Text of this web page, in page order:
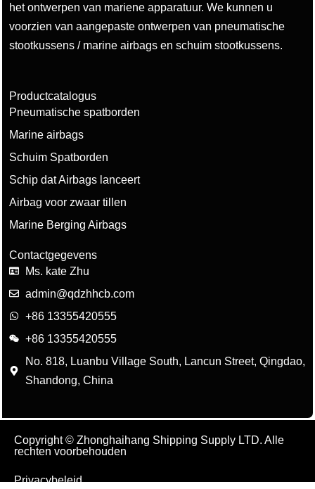
het ontwerpen van mariene apparatuur. We kunnen u
voorzien van aangepaste ontwerpen van pneumatische
stootkussens / marine airbags en schuim stootkussens.
Productcatalogus
Pneumatische spatborden
Marine airbags
Schuim Spatborden
Schip dat Airbags lanceert
Airbag voor zwaar tillen
Marine Berging Airbags
Contactgegevens
Ms. kate Zhu
admin@qdzhhcb.com
+86 13355420555
+86 13355420555
No. 818, Luanbu Village South, Lancun Street, Qingdao,
Shandong, China
Copyright © Zhonghaihang Shipping Supply LTD. Alle
rechten voorbehouden
Privacybeleid